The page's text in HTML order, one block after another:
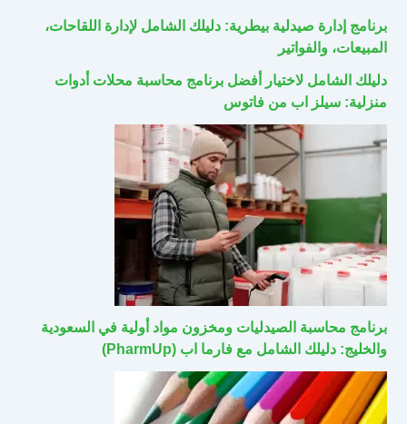
برنامج إدارة صيدلية بيطرية: دليلك الشامل لإدارة اللقاحات،
المبيعات، والفواتير
دليلك الشامل لاختيار أفضل برنامج محاسبة محلات أدوات
منزلية: سيلز اب من فاتوس
برنامج محاسبة الصيدليات ومخزون مواد أولية في السعودية
والخليج: دليلك الشامل مع فارما اب (PharmUp)